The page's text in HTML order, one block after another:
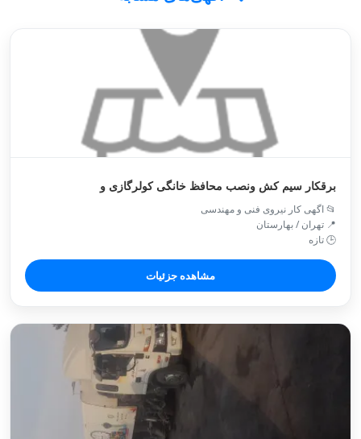
برقکار سیم کش ونصب محافظ خانگی کولرگازی و
📂 اگهی کار نیروی فنی و مهندسی
📍 تهران / بهارستان
🕒 تازه
مشاهده جزئیات